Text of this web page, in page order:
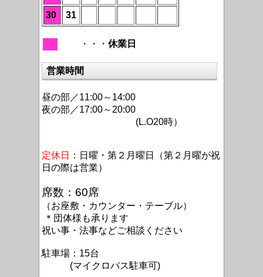
30 31
・・・ 休業日
営業時間
昼の部／11:00～14:00
夜の部／17:00～20:00
(L.O20時）
定休日
：日曜・第２月曜日（第２月曜が祝
日の際は営業）
席数：60席
（お座敷・カウンター・テーブル）
＊団体様も承ります
祝い事・法事などご相談ください
駐車場：15台
(マイクロバス駐車可)